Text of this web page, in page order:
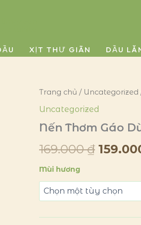
XỊT THƯ GIÃN DẦU
Trang chủ / Uncategorized
Uncategorized
Nến Thơm Gáo
169.000₫
Giá
gốc
là:
Mùi hương
Nến
Gáo
Dừa
Thuần
số